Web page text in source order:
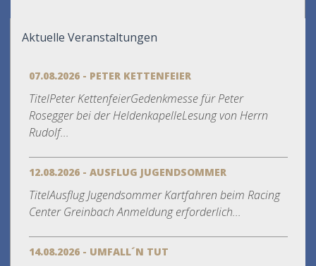
Aktuelle Veranstaltungen
07.08.2026 - PETER KETTENFEIER
TitelPeter KettenfeierGedenkmesse für Peter
Rosegger bei der HeldenkapelleLesung von Herrn
Rudolf...
12.08.2026 - AUSFLUG JUGENDSOMMER
TitelAusflug Jugendsommer Kartfahren beim Racing
Center Greinbach Anmeldung erforderlich...
14.08.2026 - UMFALL´N TUT